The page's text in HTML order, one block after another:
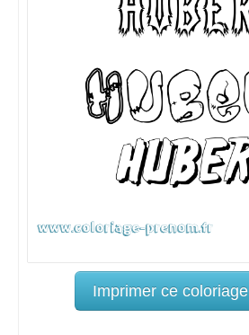
Imprimer ce coloriage